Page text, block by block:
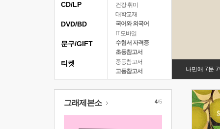
건강 취미
대학교재
국어와 외국어
IT 모바일
수험서 자격증
초등참고서
중등참고서
고등참고서
나민애 7문
CD/LP
DVD/BD
문구/GIFT
티켓
그래제본소 4/5